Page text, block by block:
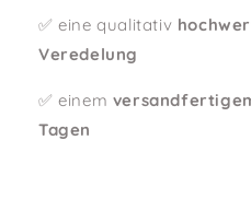
✅ eine qualitativ
Veredelung
✅ einem
Tagen